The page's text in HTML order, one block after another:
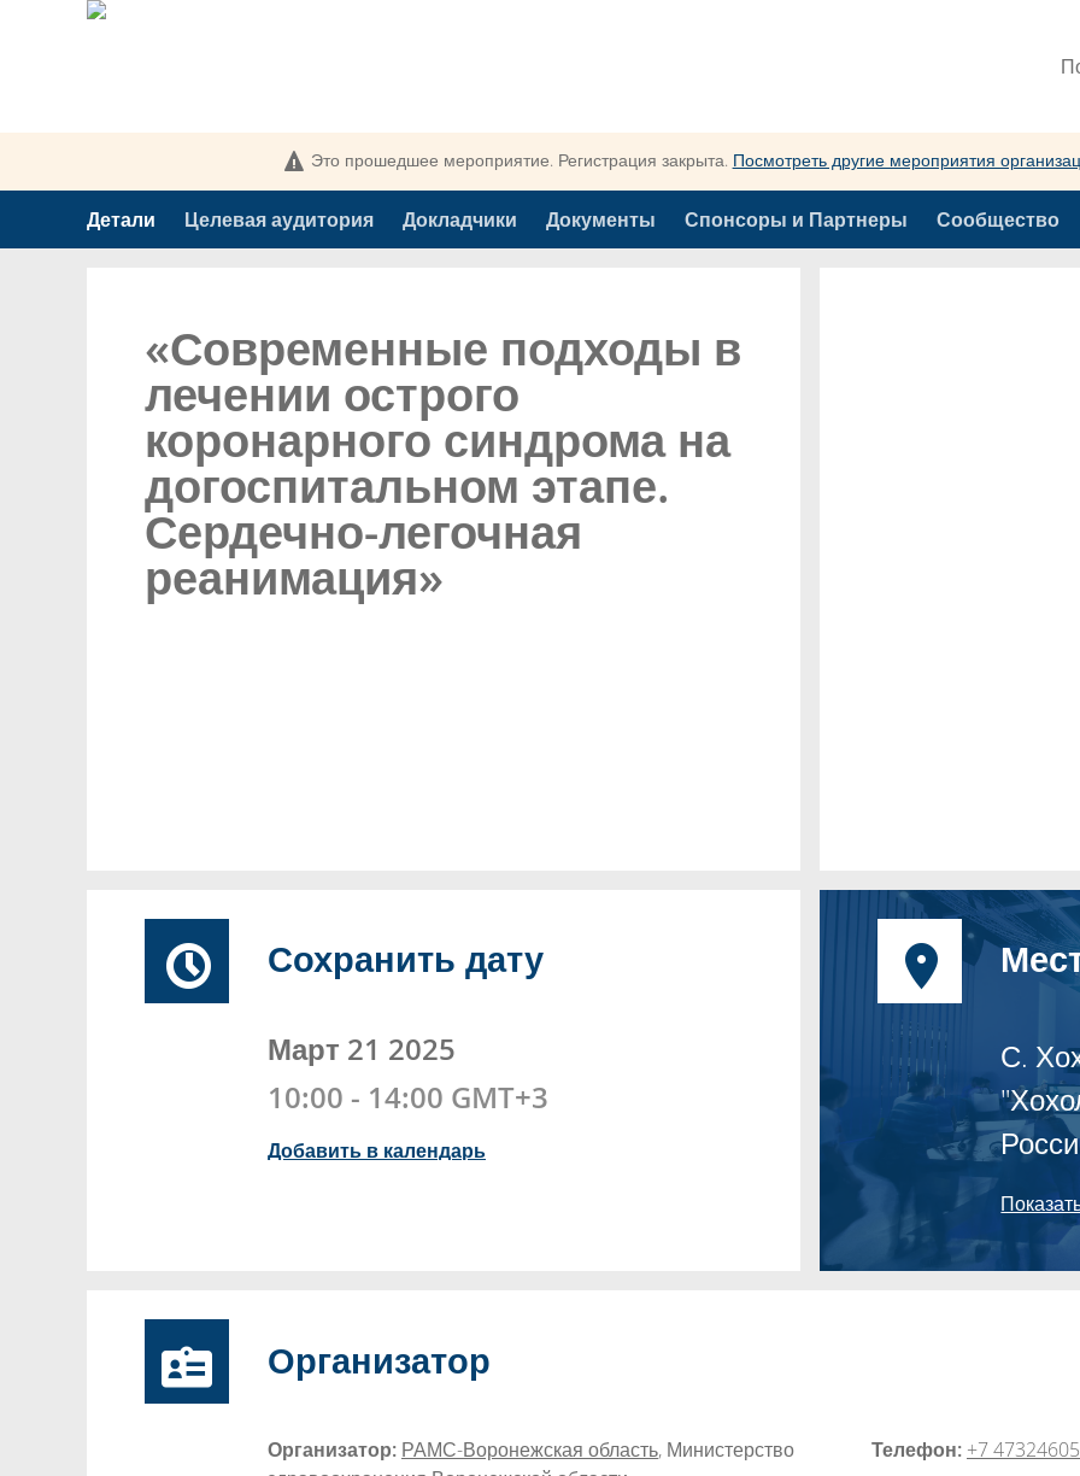
Это прошедшее мероприятие. Регистрация закрыта. Посмотреть другие мероприятия
Детали Целевая аудитория Докладчики Документы Спонсоры и Партнеры Сообщество
«Современные подходы в
лечении острого
коронарного синдрома на
догоспитальном этапе.
Сердечно-легочная
реанимация»
Сохранить дату
Март 21 2025
10:00 - 14:00 GMT+3
Добавить в календарь
С.
Организатор
Организатор: РАМС-Воронежская область, Министерство
Телефон: +7